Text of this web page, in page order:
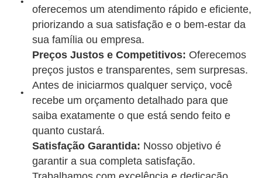
oferecemos um atendimento rápido e eficiente,
priorizando a sua satisfação e o bem-estar da
sua família ou empresa.
Preços Justos e Competitivos: Oferecemos
preços justos e transparentes, sem surpresas.
Antes de iniciarmos qualquer serviço, você
recebe um orçamento detalhado para que
saiba exatamente o que está sendo feito e
quanto custará.
Satisfação Garantida: Nosso objetivo é
garantir a sua completa satisfação.